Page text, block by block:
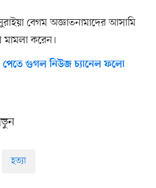
বেগম অজ্ঞাতনামাদের আসামি
মামলা করেন।
গুগল নিউজ চ্যানেল ফলো
হত্যা